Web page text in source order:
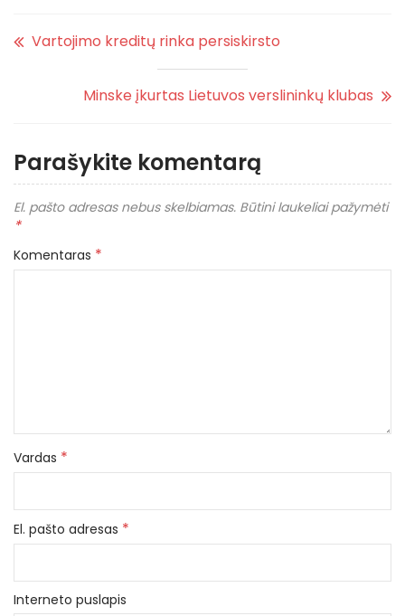
Vartojimo kreditų rinka persiskirsto
Minske įkurtas Lietuvos verslininkų klubas
Parašykite komentarą
El. pašto adresas nebus skelbiamas. Būtini laukeliai pažymėti
*
Komentaras *
Vardas *
El. pašto adresas *
Interneto puslapis